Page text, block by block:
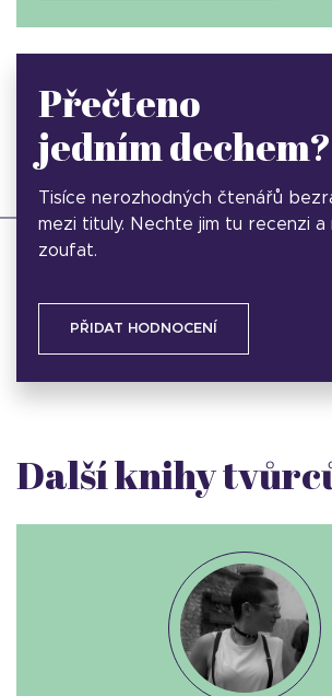
Přečteno
jedním dechem?
Tisíce nerozhodných čtenářů
mezi tituly. Nechte jim tu recenzi a
zoufat.
PŘIDAT HODNOCENÍ
Další knihy